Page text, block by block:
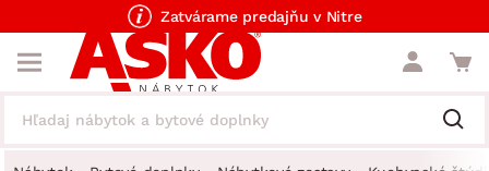
Zatvárame predajňu v Nitre